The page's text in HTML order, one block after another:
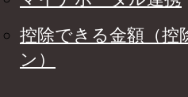
控除できる金額（控
ン）